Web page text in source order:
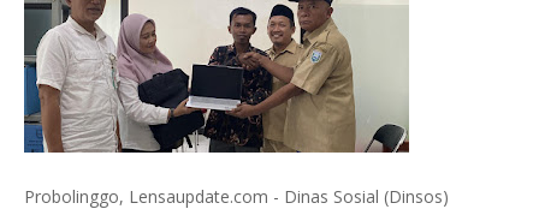
Probolinggo, Lensaupdate.com - Dinas Sosial (Dinsos)